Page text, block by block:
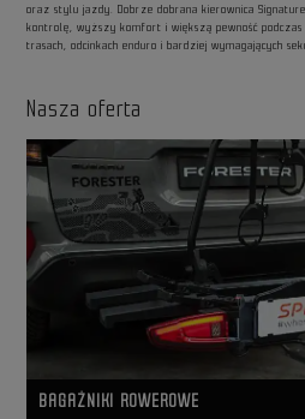
oraz stylu jazdy. Dobrze dobrana kierownica
kontrolę, wyższy komfort i większą pewność
trasach, odcinkach enduro i bardziej wymagających
Nasza oferta
BAGAŻNIKI ROWEROWE